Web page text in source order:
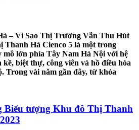
– Vì Sao Thị Trường Vẫn Thu Hút
Thanh Hà Cienco 5 là một trong
lớn phía Tây Nam Hà Nội với hệ
biệt thự, công viên và hồ điều hòa
Trong vài năm gần đây, từ khóa
Biểu tượng Khu đô Thị Thanh